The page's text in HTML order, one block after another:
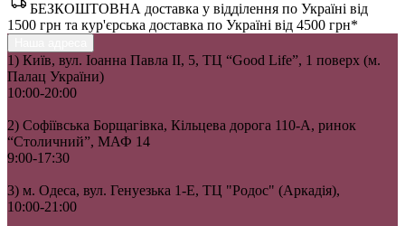
БЕЗКОШТОВНА доставка у відділення по Україні від
1500 грн та кур'єрська доставка по Україні від 4500 грн*
1) Київ, вул. Іоанна Павла II, 5, ТЦ “Good Life”, 1 поверх (м.
Палац України)
10:00-20:00
2) Софіївська Борщагівка, Кільцева дорога 110-А, ринок
“Столичний”, МАФ 14
9:00-17:30
3) м. Одеса, вул. Генуезька 1-Е, ТЦ "Родос" (Аркадія),
10:00-21:00